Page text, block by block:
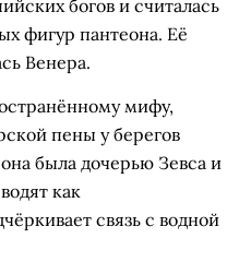
богов и считалась
фигур пантеона. Её
Венера.
мифу,
пены у берегов
была дочерью Зевса и
как
связь с водной